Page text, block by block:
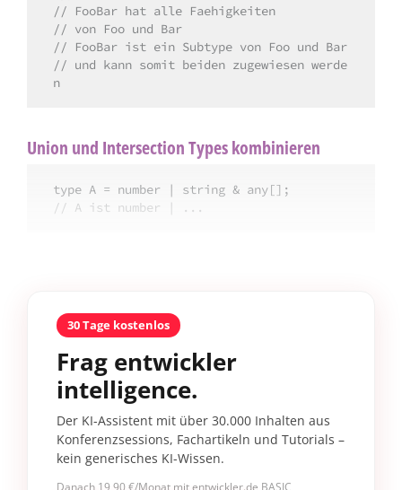
// FooBar hat alle Faehigkeiten
// von Foo und Bar
// FooBar ist ein Subtype von Foo und Bar
// und kann somit beiden zugewiesen werde
n
Union und Intersection Types kombinieren
// A ist number | ...
30 Tage kostenlos
Frag entwickler
intelligence.
Der KI-Assistent mit über 30.000 Inhalten aus
Konferenzsessions, Fachartikeln und Tutorials –
kein generisches KI-Wissen.
Danach 19,90 €/Monat mit entwickler.de BASIC